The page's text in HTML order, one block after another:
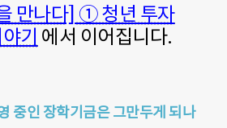
만나다] ① 청년 투자
기 에서 이어집니다.
중인 장학기금은 그만두게 되나